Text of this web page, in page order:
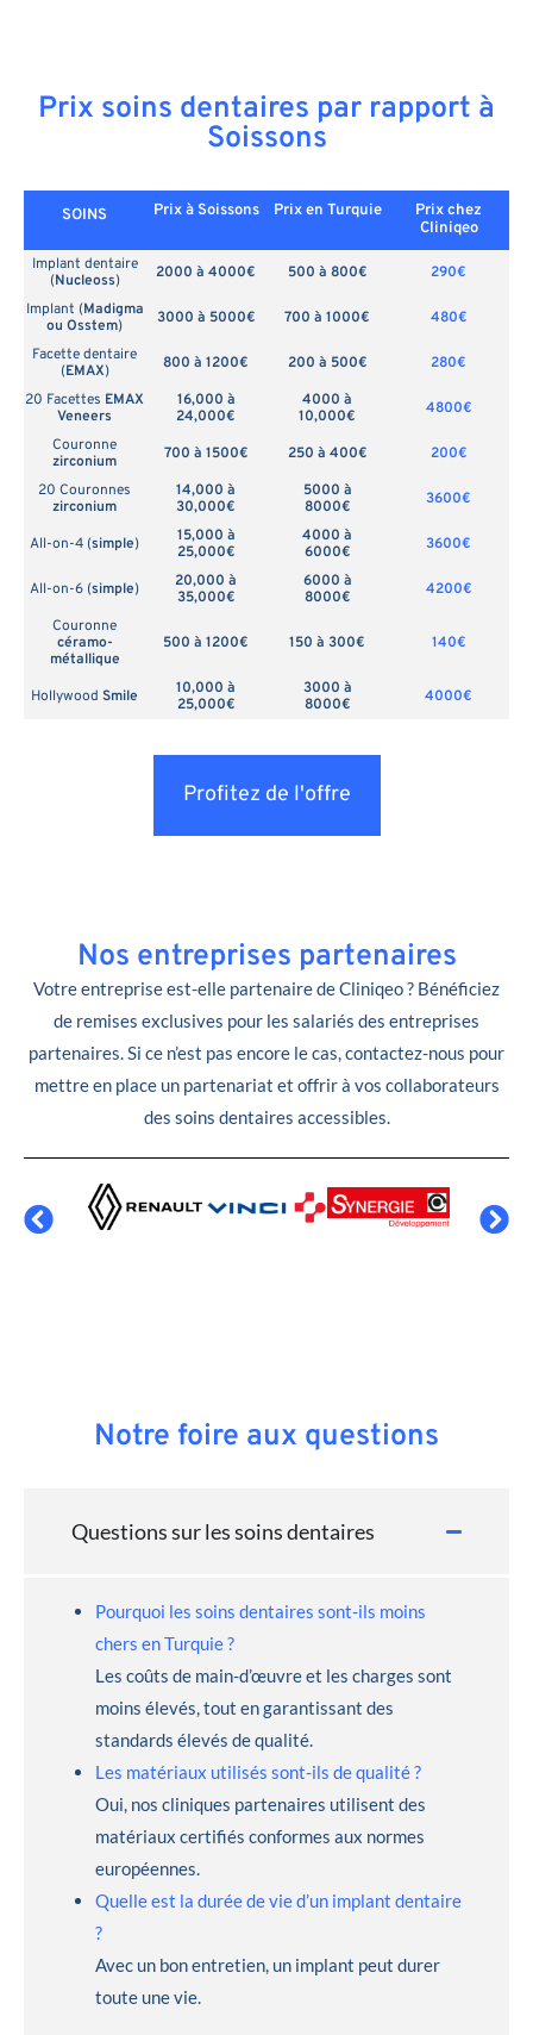
Prix soins dentaires par rapport à
Soissons
SOINS Prix à Soissons Prix en Turquie
Prix chez
Cliniqeo
Implant dentaire
(Nucleoss) 2000 à 4000€ 500 à 800€
290€
Implant (Madigma
ou Osstem) 3000 à 5000€ 700 à 1000€
480€
Facette dentaire
(EMAX) 800 à 1200€ 200 à 500€
280€
20 Facettes EMAX
Veneers
16,000 à
24,000€
4000 à
10,000€
4800€
Couronne
zirconium
700 à 1500€ 250 à 400€
200€
20 Couronnes
zirconium
14,000 à
30,000€
5000 à
8000€
3600€
All-on-4 (simple)
15,000 à
25,000€
4000 à
6000€
3600€
All-on-6 (simple)
20,000 à
35,000€
6000 à
8000€
4200€
Couronne
céramo-
métallique
500 à 1200€ 150 à 300€ 140€
Hollywood Smile
10,000 à
25,000€
3000 à
8000€
4000€
Profitez de l'offre
Nos entreprises partenaires
Votre entreprise est-elle partenaire de Cliniqeo ? Bénéficiez
de remises exclusives pour les salariés des entreprises
partenaires. Si ce n’est pas encore le cas, contactez-nous pour
mettre en place un partenariat et offrir à vos collaborateurs
des soins dentaires accessibles.
Notre foire aux questions
Questions sur les soins dentaires
Pourquoi les soins dentaires sont-ils moins
chers en Turquie ?
Les coûts de main-d’œuvre et les charges sont
moins élevés, tout en garantissant des
standards élevés de qualité.
Les matériaux utilisés sont-ils de qualité ?
Oui, nos cliniques partenaires utilisent des
matériaux certifiés conformes aux normes
européennes.
Quelle est la durée de vie d’un implant dentaire
?
Avec un bon entretien, un implant peut durer
toute une vie.